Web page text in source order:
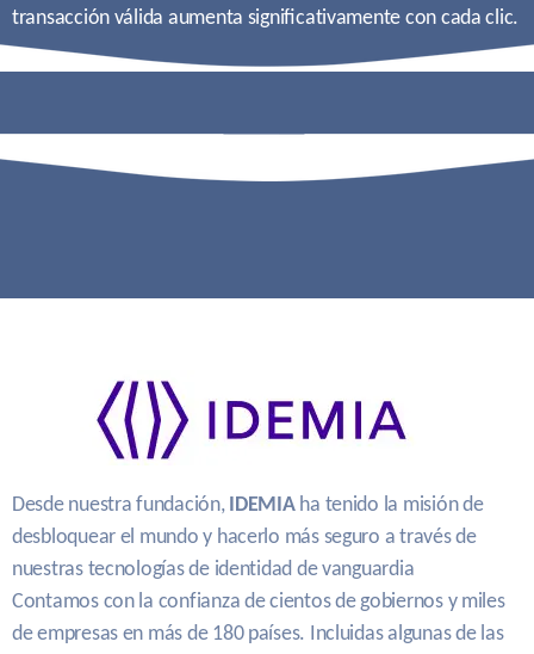
transacción válida aumenta signiﬁcativamente con cada clic.
Desde nuestra fundación, IDEMIAha tenido la misión de
desbloquear el mundo y hacerlo más seguro a través de
nuestras tecnologías de identidad de vanguardia
Contamos con la confianza de cientos de gobiernos y miles
de empresas en más de 180 países. Incluidas algunas de las